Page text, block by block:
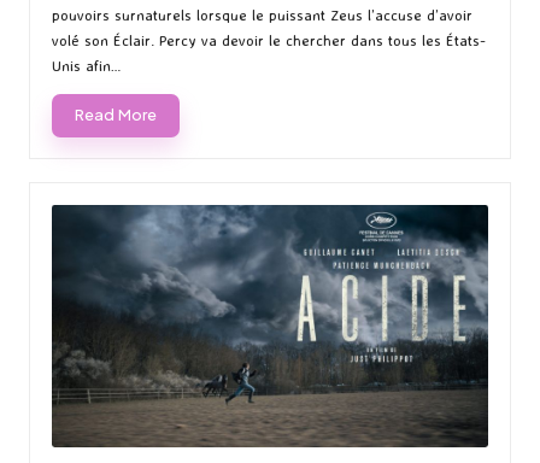
pouvoirs surnaturels lorsque le puissant Zeus l’accuse d’avoir
volé son Éclair. Percy va devoir le chercher dans tous les États-
Unis afin…
Read More